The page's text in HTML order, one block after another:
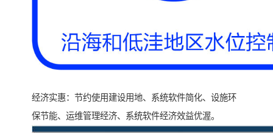
经济实惠：节约使用建设用地、系统软件简化、设施环
保节能、运维管理经济、系统软件经济效益优渥。